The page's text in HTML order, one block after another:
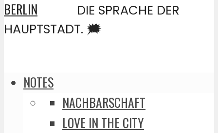
DIE SPRACHE DER
HAUPTSTADT. 🗯️
NOTES
NACHBARSCHAFT
LOVE IN THE CITY